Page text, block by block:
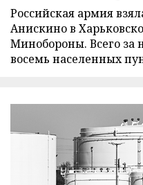
Российская армия
Анискино в
Минобороны. Всего
восемь населенных